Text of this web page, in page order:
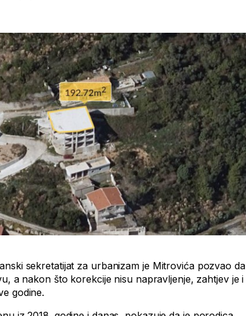
sekretatijat za urbanizam je Mitrovića pozvao da
a nakon što korekcije nisu napravljenje, zahtjev je i
godine.